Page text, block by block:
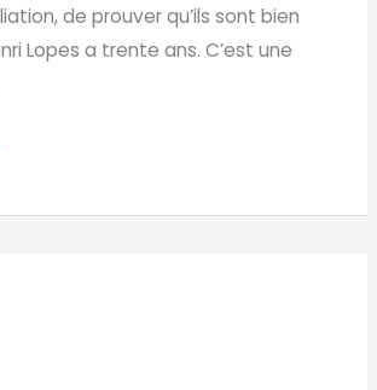
de prouver qu’ils sont bien
Lopes a trente ans. C’est une